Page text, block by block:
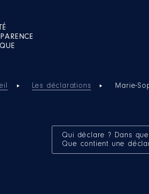
Les déclarations Marie-
Qui déclare ? Dans
Que contient une